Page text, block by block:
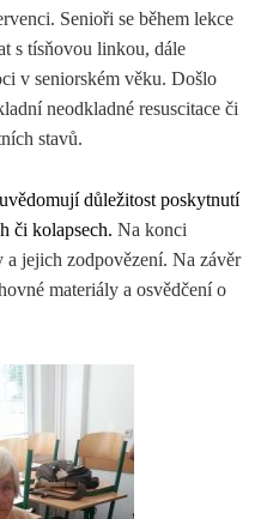
d
á
Senioři se během lekce
s tísňovou linkou, dále
v seniorském věku. Došlo
neodkladné resuscitace či
stavů.
důležitost poskytnutí
či kolapsech. Na konci
jejich zodpovězení. Na závěr
materiály a osvědčenío